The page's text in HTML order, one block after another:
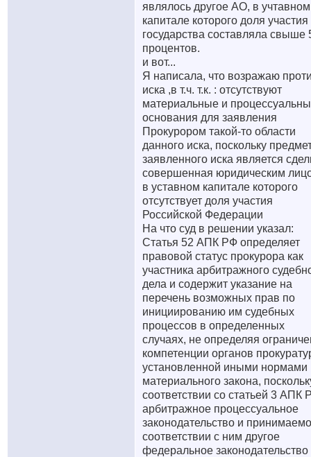
являлось другое АО, в учтавном
капитале которого доля участия
государства составляла свыше
процентов.
и вот...
Я написала, что возражаю
иска ,в т.ч. т.к. : отсутствуют
материальные и
основания для заявления
Прокурором такой-то области
данного иска, поскольку
заявленного иска является
совершенная юридическим
в уставном капитале которого
отсутствует доля участия
Российской Федерации
На что суд в решении указал:
Статья 52 АПК РФ определяет
правовой статус прокурора как
участника арбитражного
дела и содержит указание на
перечень возможных прав по
инициированию им судебных
процессов в определенных
случаях, не определяя
компетенции органов
установленной иными нормами
материального закона,
соответствии со статьей 3 АПК
арбитражное процессуальное
законодательство и
соответствии с ним другое
федеральное законодательство